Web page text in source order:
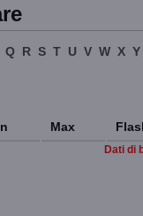
Q R S T U V W X Y
Max
Dati di